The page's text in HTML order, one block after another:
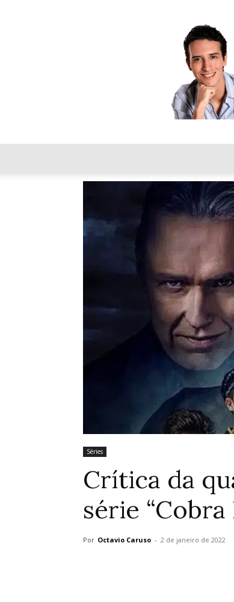
Séries
Crítica da
série “Cobra
Por Octavio Caruso - 2 de janeiro de 2022